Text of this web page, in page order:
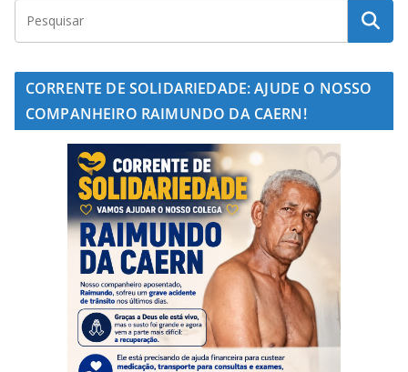
CORRENTE DE SOLIDARIEDADE: AJUDE O NOSSO
COMPANHEIRO RAIMUNDO DA CAERN!